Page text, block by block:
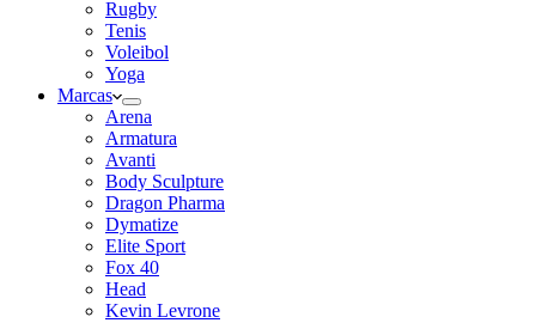
Rugby
Tenis
Voleibol
Yoga
Marcas
Arena
Armatura
Avanti
Body Sculpture
Dragon Pharma
Dymatize
Elite Sport
Fox 40
Head
Kevin Levrone